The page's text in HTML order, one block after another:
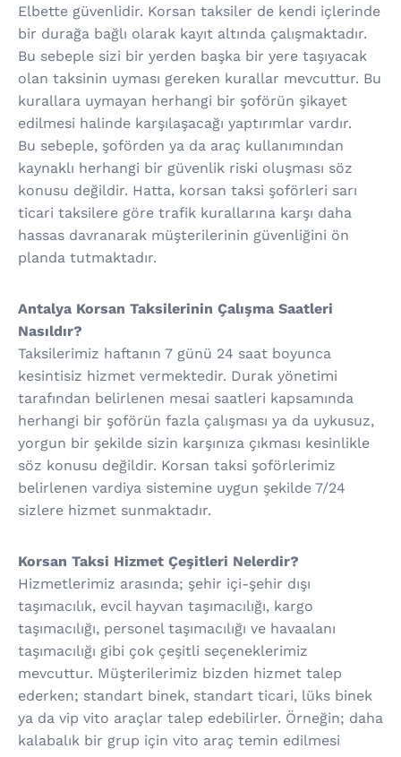
Elbette güvenlidir. Korsan taksiler de kendi içlerinde
bir durağa bağlı olarak kayıt altında çalışmaktadır.
Bu sebeple sizi bir yerden başka bir yere taşıyacak
olan taksinin uyması gereken kurallar mevcuttur. Bu
kurallara uymayan herhangi bir şoförün şikayet
edilmesi halinde karşılaşacağı yaptırımlar vardır.
Bu sebeple, şoförden ya da araç kullanımından
kaynaklı herhangi bir güvenlik riski oluşması söz
konusu değildir. Hatta, korsan taksi şoförleri sarı
ticari taksilere göre trafik kurallarına karşı daha
hassas davranarak müşterilerinin güvenliğini ön
planda tutmaktadır.
Antalya Korsan Taksilerinin Çalışma Saatleri
Nasıldır?
Taksilerimiz haftanın 7 günü 24 saat boyunca
kesintisiz hizmet vermektedir. Durak yönetimi
tarafından belirlenen mesai saatleri kapsamında
herhangi bir şoförün fazla çalışması ya da uykusuz,
yorgun bir şekilde sizin karşınıza çıkması kesinlikle
söz konusu değildir. Korsan taksi şoförlerimiz
belirlenen vardiya sistemine uygun şekilde 7/24
sizlere hizmet sunmaktadır.
Korsan Taksi Hizmet Çeşitleri Nelerdir?
Hizmetlerimiz arasında; şehir içi-şehir dışı
taşımacılık, evcil hayvan taşımacılığı, kargo
taşımacılığı, personel taşımacılığı ve havaalanı
taşımacılığı gibi çok çeşitli seçeneklerimiz
mevcuttur. Müşterilerimiz bizden hizmet talep
ederken; standart binek, standart ticari, lüks binek
ya da vip vito araçlar talep edebilirler. Örneğin; daha
kalabalık bir grup için vito araç temin edilmesi